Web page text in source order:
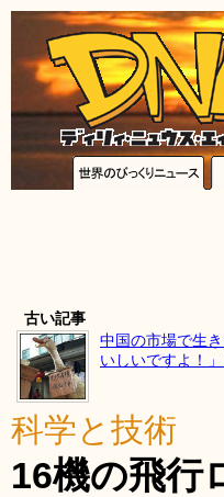
古い記事
中国の市場で生
いしいですよ！
科学と技術
16機の飛行